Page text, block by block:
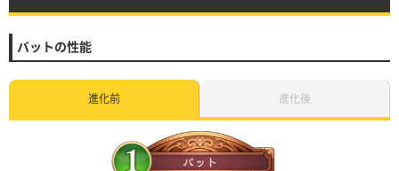
バットの性能
進化前 進化後